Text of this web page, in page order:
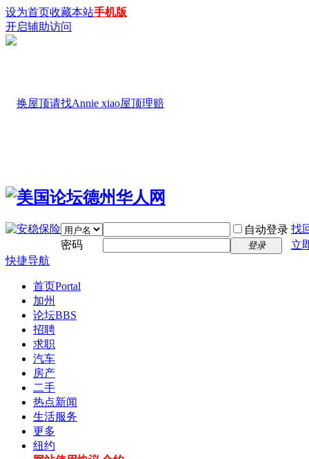
设为首页收藏本站手机版
开启辅助访问
自动登录 找
密码
登录
立
快捷导航
首页Portal
加州
论坛BBS
招聘
求职
汽车
房产
二手
热点新闻
生活服务
更多
纽约